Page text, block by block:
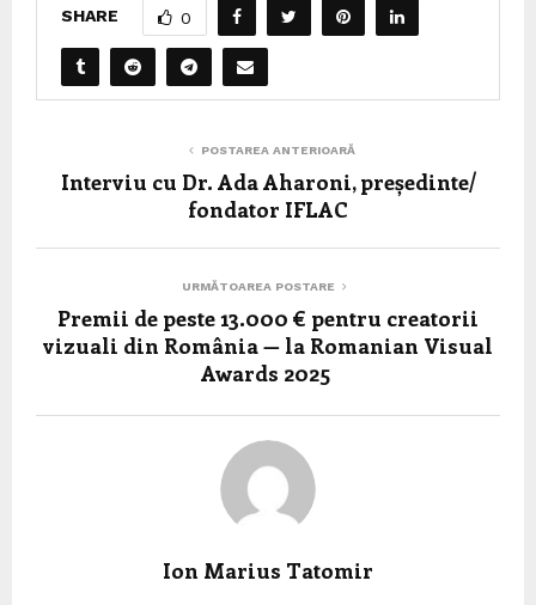
SHARE 0
POSTAREA ANTERIOARĂ
Interviu cu Dr. Ada Aharoni, președinte/
fondator IFLAC
URMĂTOAREA POSTARE
Premii de peste 13.000 € pentru creatorii
vizuali din România — la Romanian Visual
Awards 2025
Ion Marius Tatomir